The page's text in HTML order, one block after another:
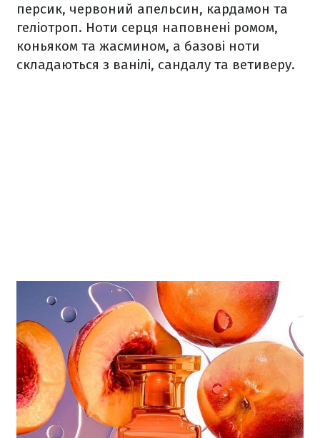
персик, червоний апельсин, кардамон та
геліотроп. Ноти серця наповнені ромом,
коньяком та жасмином, а базові ноти
складаються з ванілі, сандалу та ветиверу.